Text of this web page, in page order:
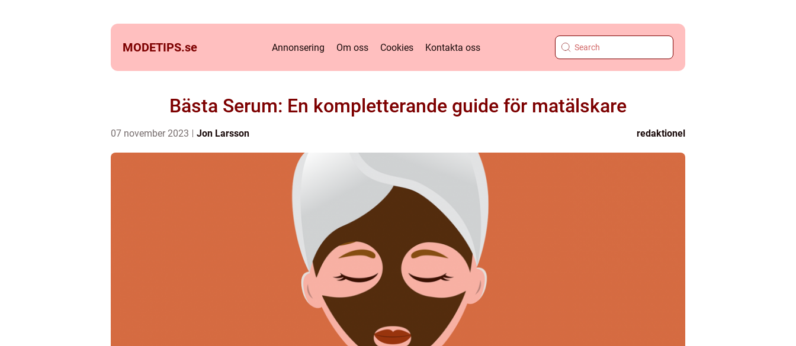
MODETIPS.se Annonsering Om oss Cookies Kontakta oss
Bästa Serum: En kompletterande guide för matälskare
07 november 2023 Jon Larsson redaktionel